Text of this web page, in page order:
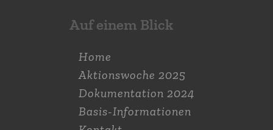
Auf einem Blick
Home
Aktions­woche 2025
Dokumen­tation 2024
Basis-Informationen